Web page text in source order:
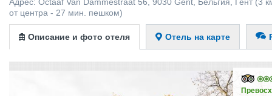
от центра - 27 мин. пешком)
Описание и фото отеля Отель на карте